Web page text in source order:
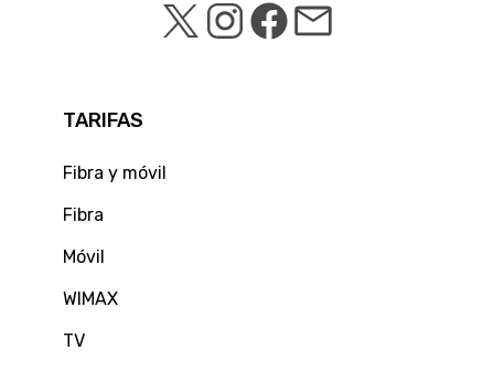
TARIFAS
Fibra y móvil
Fibra
Móvil
WIMAX
TV